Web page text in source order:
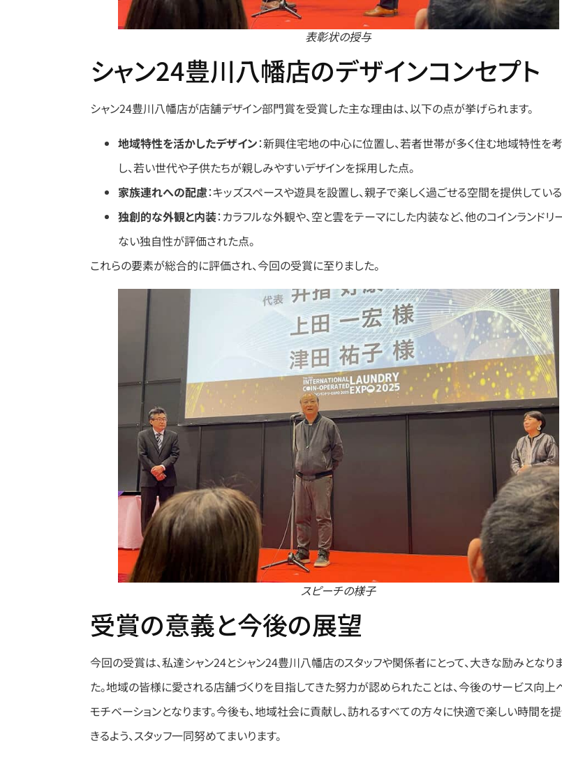
表彰状の授与
シャン24豊川八幡店のデザインコンセプト
シャン24豊川八幡店が店舗デザイン部門賞を受賞した主な理由は、以下の点が挙げられます。​
地域特性を活かしたデザイン：​新興住宅地の中心に位置し、若者世帯が多く住む地域特性を
し、若い世代や子供たちが親しみやすいデザインを採用した点。​
家族連れへの配慮：​キッズスペースや遊具を設置し、親子で楽しく過ごせる空間を提供している
独創的な外観と内装：​カラフルな外観や、空と雲をテーマにした内装など、他のコインランドリ
ない独自性が評価された点。​
これらの要素が総合的に評価され、今回の受賞に至りました。​
スピーチの様子
受賞の意義と今後の展望
今回の受賞は、私達シャン24とシャン24豊川八幡店のスタッフや関係者にとって、大きな励みとなり
た。​地域の皆様に愛される店舗づくりを目指してきた努力が認められたことは、今後のサービス向上
モチベーションとなります。​今後も、地域社会に貢献し、訪れるすべての方々に快適で楽しい時間を
きるよう、スタッフ一同努めてまいります。​